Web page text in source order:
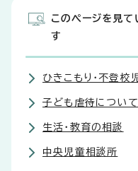
このページを見て
す
ひきこもり・不登校
子ども虐待について
生活・教育の相談
中央児童相談所